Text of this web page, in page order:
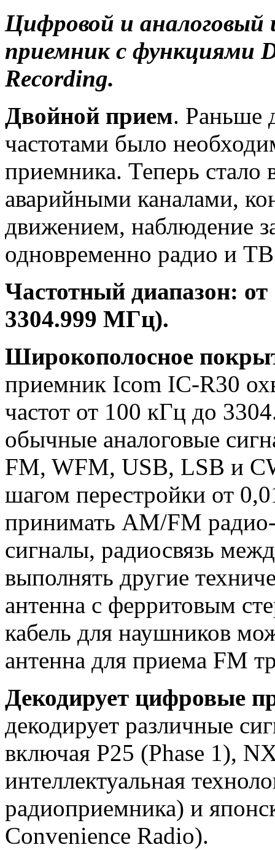
Цифровой и аналоговый
приемник с функциями
Recording.
Двойной прием. Раньше
частотами было
приемника. Теперь
аварийными каналами,
движением, наблюдение
одновременно радио и ТВ
Частотный диапазон:
3304.999 МГц).
Широкополосное
приемник Icom IC-R30
частот от 100 кГц до
обычные аналоговые
FM, WFM, USB, LSB и
шагом перестройки от
принимать AM/FM
сигналы, радиосвязь
выполнять другие
антенна с ферритовым
кабель для наушников
антенна для приема FM
Декодирует цифровые
декодирует различные
включая P25 (Phase 1),
интеллектуальная
радиоприемника) и
Convenience Radio).